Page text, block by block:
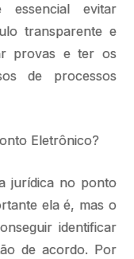
evitar
transparente e
provas e ter os
de processos
Eletrônico?
jurídica no ponto
ela é, mas o
identificar
de acordo. Por